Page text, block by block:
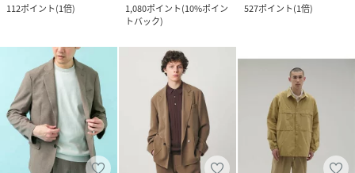
112ポイント(1倍)
1,080ポイント(10%ポイン
トバック)
527ポイント(1倍)